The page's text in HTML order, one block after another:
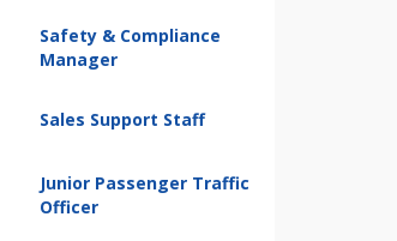
Safety & Compliance
Manager
Sales Support Staff
Junior Passenger Traffic
Officer